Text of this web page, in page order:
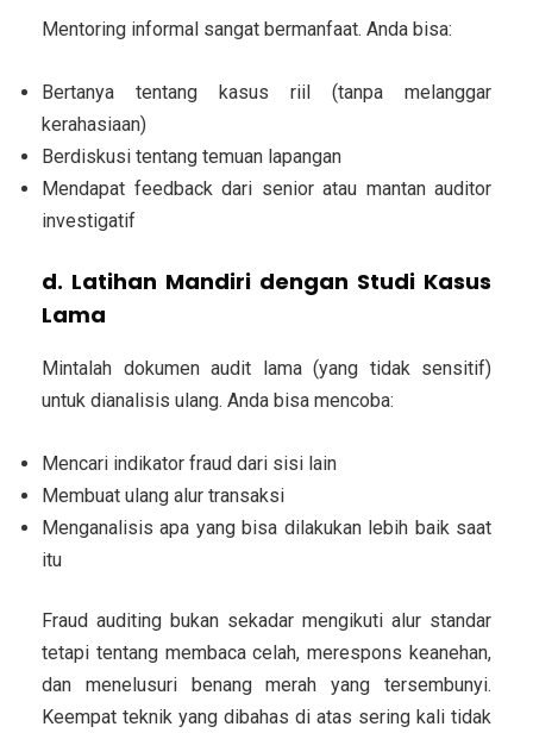
Mentoring informal sangat bermanfaat. Anda bisa:
Bertanya tentang kasus riil (tanpa melanggar
kerahasiaan)
Berdiskusi tentang temuan lapangan
Mendapat feedback dari senior atau mantan auditor
investigatif
d. Latihan Mandiri dengan Studi Kasus
Lama
Mintalah dokumen audit lama (yang tidak sensitif)
untuk dianalisis ulang. Anda bisa mencoba:
Mencari indikator fraud dari sisi lain
Membuat ulang alur transaksi
Menganalisis apa yang bisa dilakukan lebih baik saat
itu
Fraud auditing bukan sekadar mengikuti alur standar
tetapi tentang membaca celah, merespons keanehan,
dan menelusuri benang merah yang tersembunyi.
Keempat teknik yang dibahas di atas sering kali tidak